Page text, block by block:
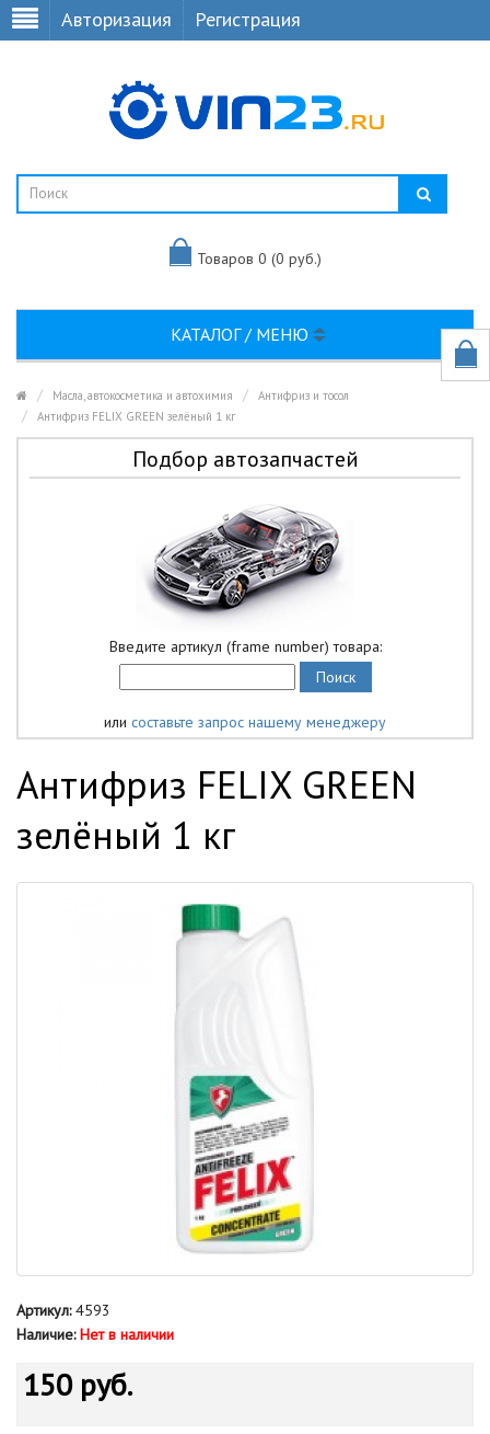
Авторизация Регистрация
Товаров 0 (0 руб.)
КАТАЛОГ / МЕНЮ
Масла, автокосметика и автохимия
Антифриз и тосол
Антифриз FELIX GREEN зелёный 1 кг
Подбор автозапчастей
Введите артикул (frame number) товара:
или составьте запрос нашему менеджеру
Антифриз FELIX GREEN
зелёный 1 кг
Артикул:4593
Наличие: Нет в наличии
150 руб.